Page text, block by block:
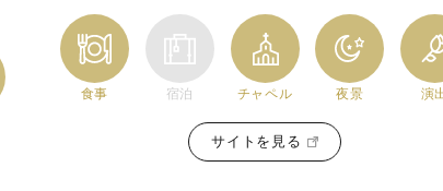
食事 宿泊 チャペル 夜景 演
サイトを見る